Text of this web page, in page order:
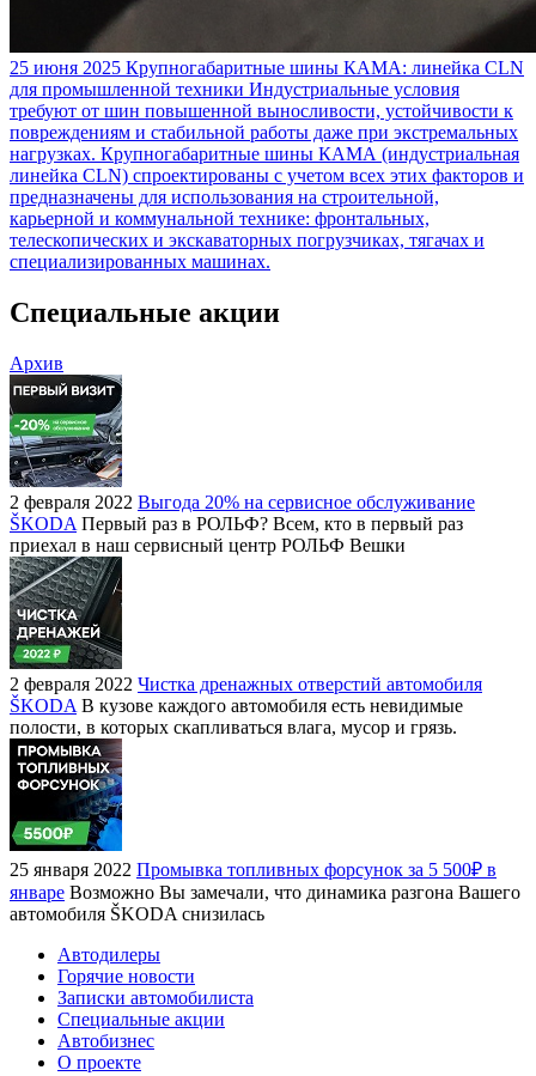
25 июня 2025 Крупногабаритные шины КАМА: линейка CLN
для промышленной техники Индустриальные условия
требуют от шин повышенной выносливости, устойчивости к
повреждениям и стабильной работы даже при экстремальных
нагрузках. Крупногабаритные шины КАМА (индустриальная
линейка CLN) спроектированы с учетом всех этих факторов и
предназначены для использования на строительной,
карьерной и коммунальной технике: фронтальных,
телескопических и экскаваторных погрузчиках, тягачах и
специализированных машинах.
Специальные акции
Архив
2 февраля 2022 Выгода 20% на сервисное обслуживание
ŠKODA Первый раз в РОЛЬФ? Всем, кто в первый раз
приехал в наш сервисный центр РОЛЬФ Вешки
2 февраля 2022 Чистка дренажных отверстий автомобиля
ŠKODA В кузове каждого автомобиля есть невидимые
полости, в которых скапливаться влага, мусор и грязь.
25 января 2022 Промывка топливных форсунок за 5 500₽ в
январе Возможно Вы замечали, что динамика разгона Вашего
автомобиля ŠKODA снизилась
Автодилеры
Горячие новости
Записки автомобилиста
Специальные акции
Автобизнес
О проекте